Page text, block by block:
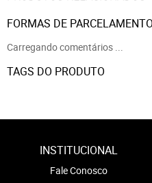
FORMAS DE PARCELAMENTO
Carregando comentários ...
TAGS DO PRODUTO
INSTITUCIONAL
Fale Conosco